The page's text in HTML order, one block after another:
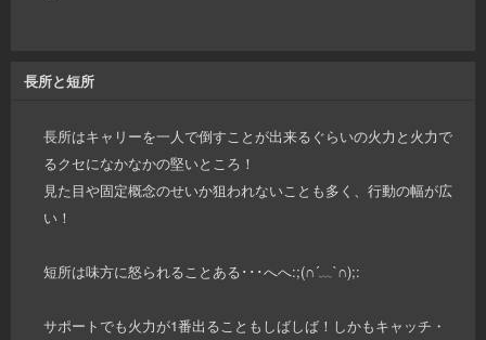
長所と短所
長所はキャリーを一人で倒すことが出来るぐらいの火力と火力で
るクセになかなかの堅いところ！
見た目や固定概念のせいか狙われないことも多く、行動の幅が広
い！
短所は味方に怒られることある･･･へへ:;(∩´﹏`∩);:
サポートでも火力が1番出ることもしばしば！しかもキャッチ・